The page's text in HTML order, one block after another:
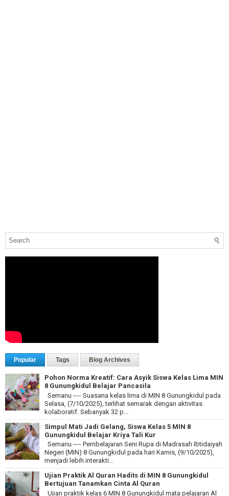
Popular Tags Blog Archives
Pohon Norma Kreatif: Cara Asyik Siswa Kelas Lima MIN
8 Gunungkidul Belajar Pancasila
Semanu ---- Suasana kelas lima di MIN 8 Gunungkidul pada
Selasa, (7/10/2025), terlihat semarak dengan aktivitas
kolaboratif. Sebanyak 32 p...
Simpul Mati Jadi Gelang, Siswa Kelas 5 MIN 8
Gunungkidul Belajar Kriya Tali Kur
Semanu ---- Pembelajaran Seni Rupa di Madrasah Ibtidaiyah
Negeri (MIN) 8 Gunungkidul pada hari Kamis, (9/10/2025),
menjadi lebih interakti...
Ujian Praktik Al Quran Hadits di MIN 8 Gunungkidul
Bertujuan Tanamkan Cinta Al Quran
Ujian praktik kelas 6 MIN 8 Gunungkidul mata pelajaran Al